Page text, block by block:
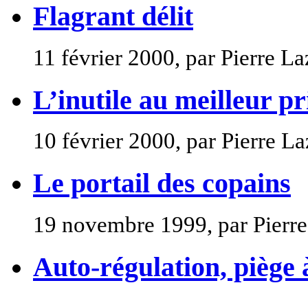
Flagrant délit
11 février 2000, par Pierre
L’inutile au meilleur
10 février 2000, par Pierre
Le portail des copains
19 novembre 1999, par
Auto-régulation, piège